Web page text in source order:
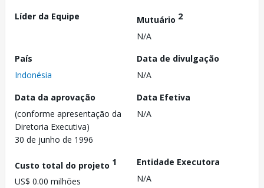
Líder da Equipe
Mutuário 2
N/A
País
Indonésia
Data de divulgação
N/A
Data da aprovação
(conforme apresentação da
Diretoria Executiva)
30 de junho de 1996
Data Efetiva
N/A
Custo total do projeto 1
US$ 0.00 milhões
Entidade Executora
N/A